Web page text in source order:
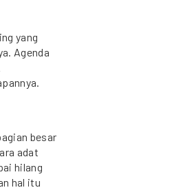
yang
Agenda
besar
adat
hilang
hal itu